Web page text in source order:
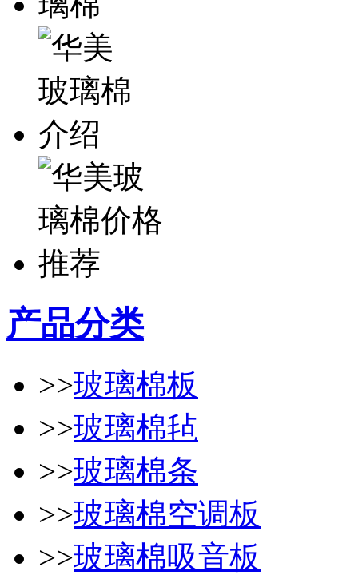
产品分类
>>玻璃棉板
>>玻璃棉毡
>>玻璃棉条
>>玻璃棉空调板
>>玻璃棉吸音板